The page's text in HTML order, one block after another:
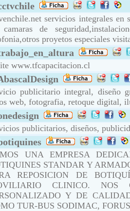
servicios integrales en
de
proyetos especiales
www.tfcapacitacion.cl
publicitario integral, diseño
web, fotografia, retoque digital,
publicitarios, diseños,
UNA EMPRESA
STANDAR Y
REPOSICION DE
CLINICO. NOS
Y DE
TUR-BUS SODIMAC,